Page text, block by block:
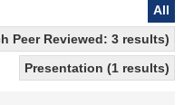
All
Peer Reviewed: 3 results)
Presentation (1 results)